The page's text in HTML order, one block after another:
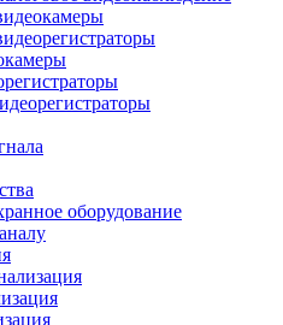
оборудование